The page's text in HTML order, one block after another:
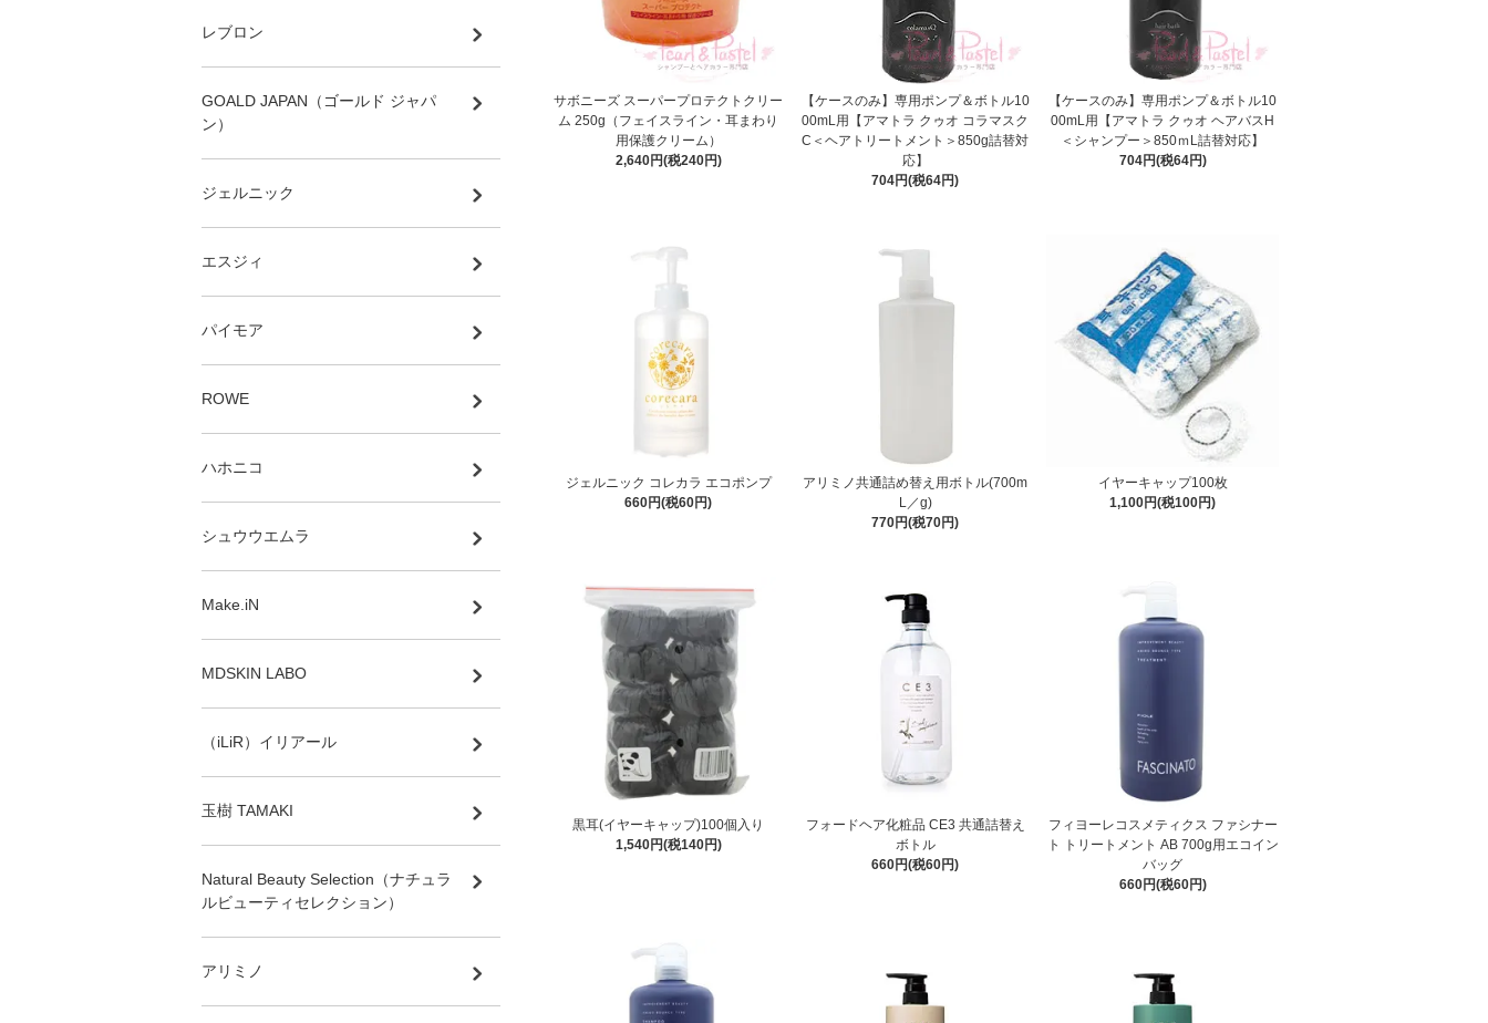
サボニーズ スーパープロテクトクリー
ム 250g（フェイスライン・耳まわり
用保護クリーム）
2,640円(税240円)
【ケースのみ】専用ポンプ＆ボトル10
00mL用【アマトラ クゥオ コラマスク
C＜ヘアトリートメント＞850g詰替対
応】
704円(税64円)
【ケースのみ】専用ポンプ＆ボトル10
00mL用【アマトラ クゥオ ヘアバスH
＜シャンプー＞850ｍL詰替対応】
704円(税64円)
ジェルニック コレカラ エコポンプ
660円(税60円)
アリミノ共通詰め替え用ボトル(700m
L／g)
770円(税70円)
イヤーキャップ100枚
1,100円(税100円)
黒耳(イヤーキャップ)100個入り
1,540円(税140円)
フォードヘア化粧品 CE3 共通詰替え
ボトル
660円(税60円)
フィヨーレコスメティクス ファシナー
ト トリートメント AB 700g用エコイン
バッグ
660円(税60円)
レブロン
GOALD JAPAN（ゴールド ジャパ
ン）
ジェルニック
エスジィ
パイモア
ROWE
ハホニコ
シュウウエムラ
Make.iN
MDSKIN LABO
（iLiR）イリアール
玉樹 TAMAKI
Natural Beauty Selection（ナチュラ
ルビューティセレクション）
アリミノ